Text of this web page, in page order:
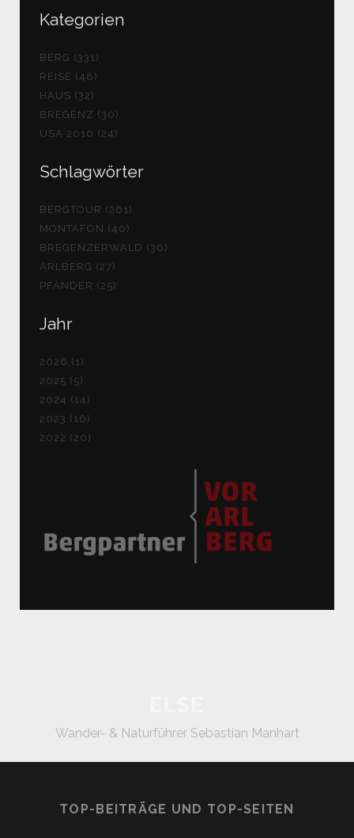
Kategorien
BERG (331)
REISE (48)
HAUS (32)
BREGENZ (30)
USA 2010 (24)
Schlagwörter
BERGTOUR (261)
MONTAFON (40)
BREGENZERWALD (30)
ARLBERG (27)
PFÄNDER (25)
Jahr
2026 (1)
2025 (5)
2024 (14)
2023 (16)
2022 (20)
Wander- & Naturführer Sebastian Manhart
TOP-BEITRÄGE UND TOP-SEITEN